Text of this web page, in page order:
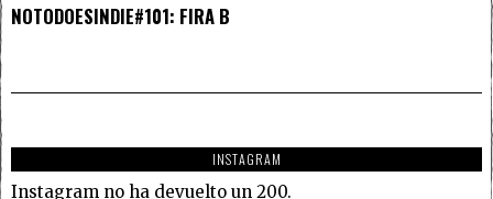
NOTODOESINDIE#101: FIRA B
INSTAGRAM
Instagram no ha devuelto un 200.